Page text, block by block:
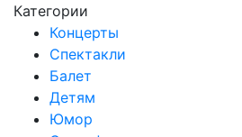
Категории
Концерты
Спектакли
Балет
Детям
Юмор